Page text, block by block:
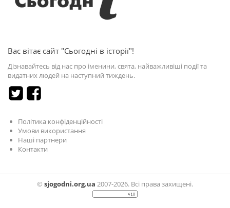
Вас вітає сайт "Сьогодні в історії"!
Дізнавайтесь від нас про іменини, свята, найважливіші події та
видатних людей на наступний тиждень.
Політика конфіденційності
Умови використання
Наші партнери
Контакти
© sjogodni.org.ua 2007-2026. Всі права захищені.